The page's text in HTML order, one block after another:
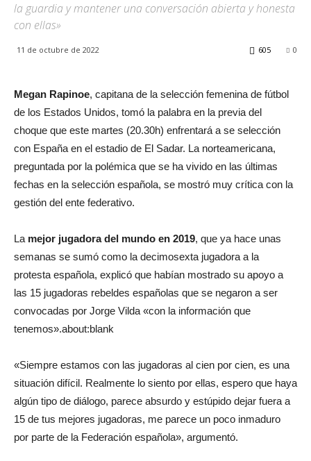
la guardia y mantener una conversación abierta y honesta
con ellas»
11 de octubre de 2022 0
605
Megan Rapinoe, capitana de la selección femenina de fútbol
de los Estados Unidos, tomó la palabra en la previa del
choque que este martes (20.30h) enfrentará a se selección
con España en el estadio de El Sadar. La norteamericana,
preguntada por la polémica que se ha vivido en las últimas
fechas en la selección española, se mostró muy crítica con la
gestión del ente federativo.
La mejor jugadora del mundo en 2019, que ya hace unas
semanas se sumó como la decimosexta jugadora a la
protesta española, explicó que habían mostrado su apoyo a
las 15 jugadoras rebeldes españolas que se negaron a ser
convocadas por Jorge Vilda «con la información que
tenemos».about:blank
«Siempre estamos con las jugadoras al cien por cien, es una
situación difícil. Realmente lo siento por ellas, espero que haya
algún tipo de diálogo, parece absurdo y estúpido dejar fuera a
15 de tus mejores jugadoras, me parece un poco inmaduro
por parte de la Federación española», argumentó.